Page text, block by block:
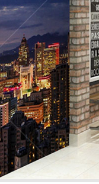
hợp nét đặc trưng
thanh lịch, sang trọng